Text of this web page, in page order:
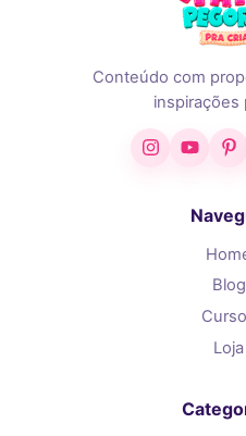
Conteúdo com
inspirações
InstagramYouTube
Blog
Loja